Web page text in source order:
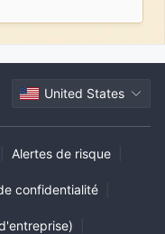
United States
Alertes de risque
confidentialité